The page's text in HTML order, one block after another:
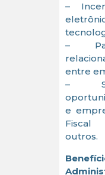
–
–
entre
–
e
Fiscal
outros.